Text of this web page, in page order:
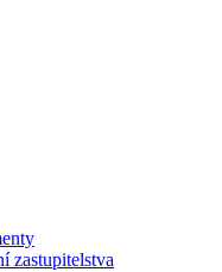
zastupitelstva